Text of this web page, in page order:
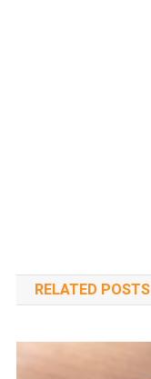
RELATED POSTS